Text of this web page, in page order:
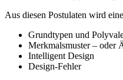
Aus diesen Postulaten wird
Grundtypen und
Merkmalsmuster – oder
Intelligent Design
Design-Fehler